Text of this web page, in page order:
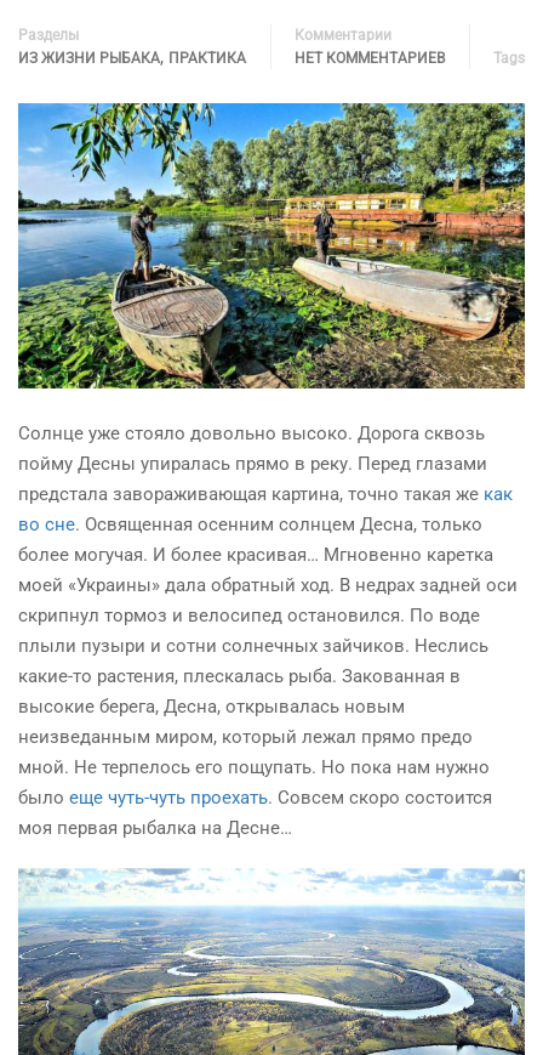
Разделы
ИЗ ЖИЗНИ РЫБАКА, ПРАКТИКА
Комментарии
НЕТ КОММЕНТАРИЕВ
Tags
Солнце уже стояло довольно высоко. Дорога сквозь
пойму Десны упиралась прямо в реку. Перед глазами
предстала завораживающая картина, точно такая же как
во сне. Освященная осенним солнцем Десна, только
более могучая. И более красивая… Мгновенно каретка
моей «Украины» дала обратный ход. В недрах задней оси
скрипнул тормоз и велосипед остановился. По воде
плыли пузыри и сотни солнечных зайчиков. Неслись
какие-то растения, плескалась рыба. Закованная в
высокие берега, Десна, открывалась новым
неизведанным миром, который лежал прямо предо
мной. Не терпелось его пощупать. Но пока нам нужно
было еще чуть-чуть проехать. Совсем скоро состоится
моя первая рыбалка на Десне…